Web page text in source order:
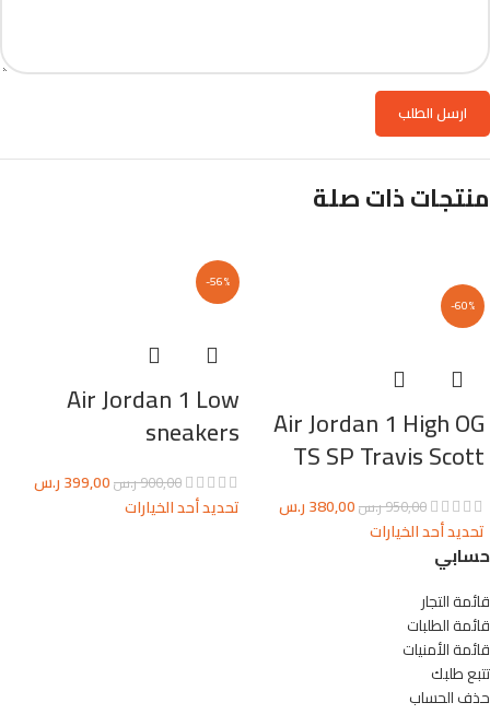
منتجات ذات صلة
-60%
Air Jordan 1 High OG
TS SP Travis Scott
950,00ر.س380,00ر.س
تحديد أحد الخيارات
-56%
Air Jordan 1 Low
sneakers
900,00ر.س399,00ر.س
تحديد أحد الخيارات
حسابي
قائمة التجار
قائمة الطلبات
قائمة الأمنيات
تتبع طلبك
حذف الحساب